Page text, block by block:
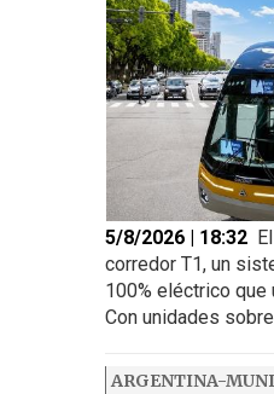
5/8/2026 | 18:32
corredor T1, un
100% eléctrico que
Con unidades
ARGENTINA-